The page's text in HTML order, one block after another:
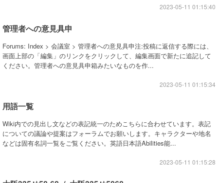
2023-05-11 01:15:40
管理者への意見具申
Forums: Index > 会議室 > 管理者への意見具申注:投稿に返信する際には、
画面上部の「編集」のリンクをクリックして、編集画面で新たに追記して
ください。管理者への意見具申箱みたいなものを作...
2023-05-11 01:15:34
用語一覧
Wiki内での見出し文などの表記統一のためこちらに合わせています。表記
についての議論や提案はフォーラムでお願いします。キャラクターや地名
などは固有名詞一覧をご覧ください。英語日本語Abilities能...
2023-05-11 01:15:28